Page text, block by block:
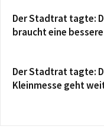
Der Stadtrat tagte:
braucht eine
Der Stadtrat tagte:
Kleinmesse geht